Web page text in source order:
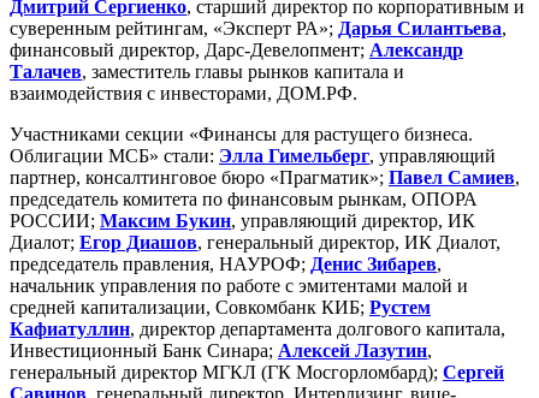
Дмитрий Сергиенко, старший директор по корпоративным и
суверенным рейтингам, «Эксперт РА»; Дарья Силантьева,
финансовый директор, Дарс-Девелопмент; Александр
Талачев, заместитель главы рынков капитала и
взаимодействия с инвесторами, ДОМ.РФ.
Участниками секции «Финансы для растущего бизнеса.
Облигации МСБ» стали: Элла Гимельберг, управляющий
партнер, консалтинговое бюро «Прагматик»; Павел Самиев,
председатель комитета по финансовым рынкам, ОПОРА
РОССИИ; Максим Букин, управляющий директор, ИК
Диалот; Егор Диашов, генеральный директор, ИК Диалот,
председатель правления, НАУРОФ; Денис Зибарев,
начальник управления по работе с эмитентами малой и
средней капитализации, Совкомбанк КИБ; Рустем
Кафиатуллин, директор департамента долгового капитала,
Инвестиционный Банк Синара; Алексей Лазутин,
генеральный директор МГКЛ (ГК Мосгорломбард); Сергей